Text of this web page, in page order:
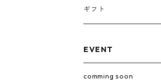
コンフィズリー
ギフト
EVENT
comming soon